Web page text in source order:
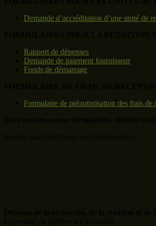
Demande d’accréditation d’une unité de
Rapport de dépenses
Demande de paiement fournisseur
Fonds de démarrage
Formulaire de préautorisation des frais de